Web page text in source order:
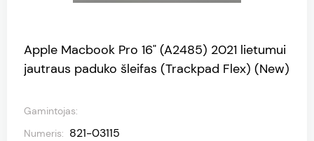
Apple Macbook Pro 16" (A2485) 2021 lietumui
jautraus paduko šleifas (Trackpad Flex) (New)
Gamintojas:
Numeris: 821-03115